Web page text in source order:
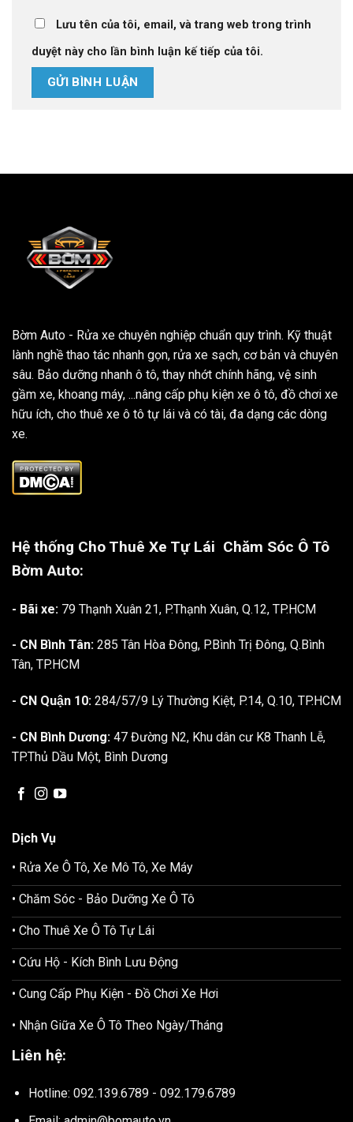
Lưu tên của tôi, email, và trang web trong trình
duyệt này cho lần bình luận kế tiếp của tôi.
Bờm Auto - Rửa xe chuyên nghiệp chuẩn quy trình. Kỹ thuật
lành nghề thao tác nhanh gọn, rửa xe sạch, cơ bản và chuyên
sâu. Bảo dưỡng nhanh ô tô, thay nhớt chính hãng, vệ sinh
gầm xe, khoang máy, ...nâng cấp phụ kiện xe ô tô, đồ chơi xe
hữu ích, cho thuê xe ô tô tự lái và có tài, đa dạng các dòng
xe.
Hệ thống Cho Thuê Xe Tự Lái Chăm Sóc Ô Tô
Bờm Auto:
- Bãi xe: 79 Thạnh Xuân 21, P.Thạnh Xuân, Q.12, TP.HCM
- CN Bình Tân: 285 Tân Hòa Đông, P.Bình Trị Đông, Q.Bình
Tân, TP.HCM
- CN Quận 10: 284/57/9 Lý Thường Kiệt, P.14, Q.10, TP.HCM
- CN Bình Dương: 47 Đường N2, Khu dân cư K8 Thanh Lễ,
TP.Thủ Dầu Một, Bình Dương
Dịch Vụ
• Rửa Xe Ô Tô, Xe Mô Tô, Xe Máy
• Chăm Sóc - Bảo Dưỡng Xe Ô Tô
• Cho Thuê Xe Ô Tô Tự Lái
• Cứu Hộ - Kích Bình Lưu Động
• Cung Cấp Phụ Kiện - Đồ Chơi Xe Hơi
• Nhận Giữa Xe Ô Tô Theo Ngày/Tháng
Liên hệ:
Hotline: 092.139.6789 - 092.179.6789